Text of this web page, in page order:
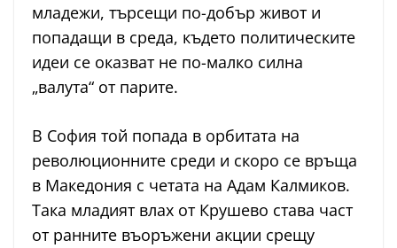
младежи, търсещи по-добър живот и
попадащи в среда, където политическите
идеи се оказват не по-малко силна
„валута“ от парите.
В София той попада в орбитата на
революционните среди и скоро се връща
в Македония с четата на Адам Калмиков.
Така младият влах от Крушево става част
от ранните въоръжени акции срещу